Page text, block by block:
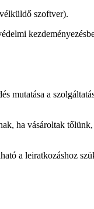
szoftver).
mutatása a
ha vásároltak
a leiratkozáshoz